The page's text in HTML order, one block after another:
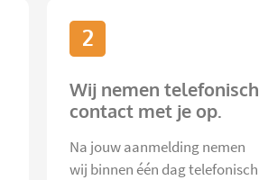
2
Wij nemen telefonisch
contact met je op.
Na jouw aanmelding nemen
wij binnen één dag telefonisch